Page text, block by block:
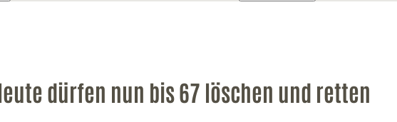
dürfen nun bis 67 löschen und retten